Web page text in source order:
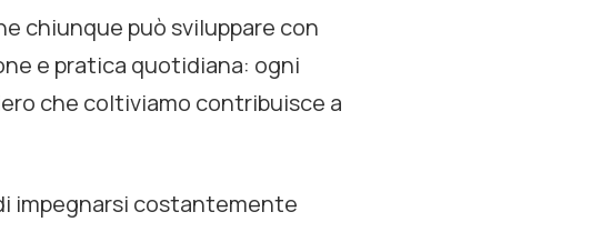
chiunque può sviluppare con
e pratica quotidiana: ogni
che coltiviamo contribuisce a
impegnarsi costantemente